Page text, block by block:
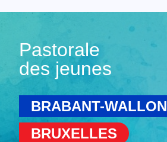
Pastorale
des jeunes
BRABANT-WALLON
BRUXELLES